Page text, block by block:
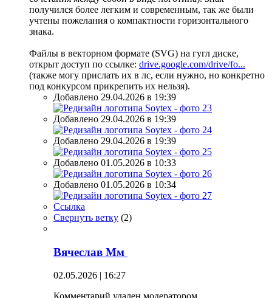
получился более легким и современным, так же были
учтены пожелания о компактности горизонтального
знака.
Файлы в векторном формате (SVG) на гугл диске,
открыт доступ по ссылке: drive.google.com/drive/fo...
(также могу прислать их в лс, если нужно, но конкретно
под конкурсом прикрепить их нельзя).
Добавлено 29.04.2026 в 19:39
Добавлено 29.04.2026 в 19:39
Добавлено 29.04.2026 в 19:39
Добавлено 01.05.2026 в 10:33
Добавлено 01.05.2026 в 10:34
Ссылка
Свернуть ветку (2)
Вячеслав Мм
02.05.2026 | 16:27